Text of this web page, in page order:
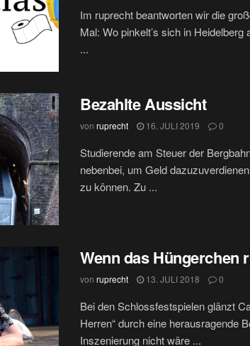
Im ruprecht beantworten wir die
Mal: Wo pinkelt’s sich in
...
Bezahlte Aussicht
von ruprecht 16. JULI 2019 0
Studierende am Steuer der
nebenbei, um Geld
zu können. Zu ...
Wenn das Hüngerchen
von ruprecht 13. JULI 2018 0
Bei den Schlossfestspielen glänzt
Herren“ durch eine herausragende
Inszenierung nicht wäre ...